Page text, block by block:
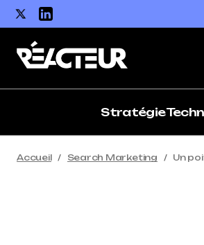
Stratégie
Accueil Search Marketing Un